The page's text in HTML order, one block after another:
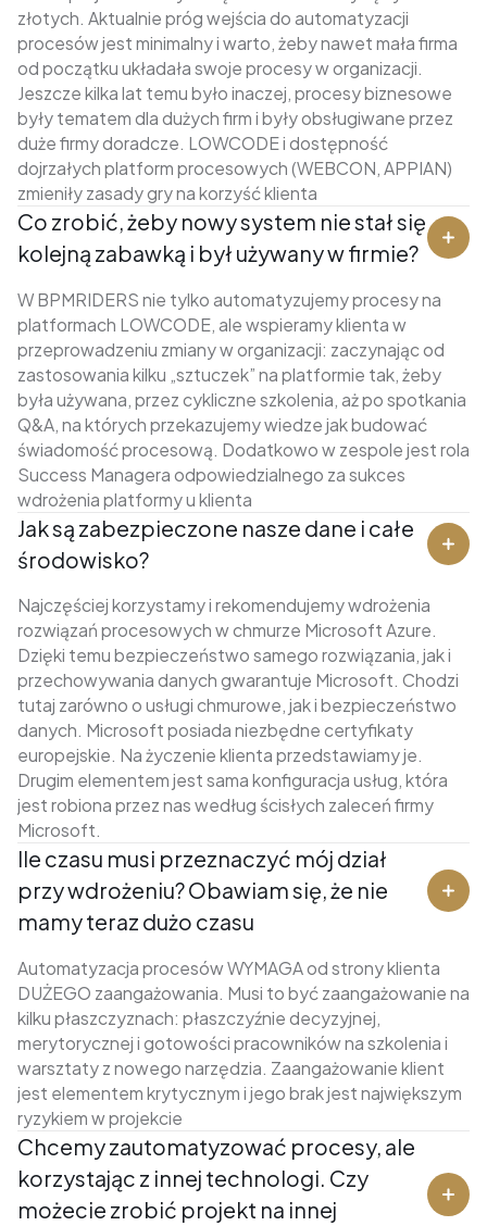
złotych. Aktualnie próg wejścia do automatyzacji
procesów jest minimalny i warto, żeby nawet mała firma
od początku układała swoje procesy w organizacji.
Jeszcze kilka lat temu było inaczej, procesy biznesowe
były tematem dla dużych firm i były obsługiwane przez
duże firmy doradcze. LOWCODE i dostępność
dojrzałych platform procesowych (WEBCON, APPIAN)
zmieniły zasady gry na korzyść klienta
Co zrobić, żeby nowy system nie stał się
kolejną zabawką i był używany w firmie?
W BPMRIDERS nie tylko automatyzujemy procesy na
platformach LOWCODE, ale wspieramy klienta w
przeprowadzeniu zmiany w organizacji: zaczynając od
zastosowania kilku „sztuczek” na platformie tak, żeby
była używana, przez cykliczne szkolenia, aż po spotkania
Q&A, na których przekazujemy wiedze jak budować
świadomość procesową. Dodatkowo w zespole jest rola
Success Managera odpowiedzialnego za sukces
wdrożenia platformy u klienta
Jak są zabezpieczone nasze dane i całe
środowisko?
Najczęściej korzystamy i rekomendujemy wdrożenia
rozwiązań procesowych w chmurze Microsoft Azure.
Dzięki temu bezpieczeństwo samego rozwiązania, jak i
przechowywania danych gwarantuje Microsoft. Chodzi
tutaj zarówno o usługi chmurowe, jak i bezpieczeństwo
danych. Microsoft posiada niezbędne certyfikaty
europejskie. Na życzenie klienta przedstawiamy je.
Drugim elementem jest sama konfiguracja usług, która
jest robiona przez nas według ścisłych zaleceń firmy
Microsoft.
Ile czasu musi przeznaczyć mój dział
przy wdrożeniu? Obawiam się, że nie
mamy teraz dużo czasu
Automatyzacja procesów WYMAGA od strony klienta
DUŻEGO zaangażowania. Musi to być zaangażowanie na
kilku płaszczyznach: płaszczyźnie decyzyjnej,
merytorycznej i gotowości pracowników na szkolenia i
warsztaty z nowego narzędzia. Zaangażowanie klient
jest elementem krytycznym i jego brak jest największym
ryzykiem w projekcie
Chcemy zautomatyzować procesy, ale
korzystając z innej technologi. Czy
możecie zrobić projekt na innej